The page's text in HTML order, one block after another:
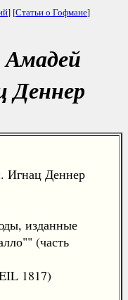
] [Статьи о Гофмане]
Деннер
Игнац Деннер
изданные
(часть
1817)